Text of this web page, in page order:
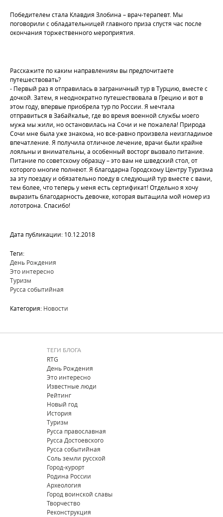
Победителем стала Клавдия Злобина – врач-терапевт. Мы
поговорили с обладательницей главного приза спустя час после
окончания торжественного мероприятия.
Расскажите по каким направлениям вы предпочитаете
путешествовать?
- Первый раз я отправилась в заграничный тур в Турцию, вместе с
дочкой. Затем, я неоднократно путешествовала в Грецию и вот в
этом году, впервые приобрела тур по России. Я мечтала
отправиться в Забайкалье, где во время военной службы моего
мужа мы жили, но остановилась на Сочи и не пожалела! Природа
Сочи мне была уже знакома, но все-равно произвела неизгладимое
впечатление. Я получила отличное лечение, врачи были крайне
лояльны и внимательны, а особенный восторг вызвало питание.
Питание по советскому образцу – это вам не шведский стол, от
которого многие полнеют. Я благодарна Городскому Центру Туризма
за эту поездку и обязательно поеду в следующий тур вместе с вами,
тем более, что теперь у меня есть сертификат! Отдельно я хочу
выразить благодарность девочке, которая вытащила мой номер из
лототрона. Спасибо!
Дата публикации: 10.12.2018
Теги:
День Рождения
Это интересно
Туризм
Русса событийная
Категория: Новости
ТЕГИ БЛОГА
RTG
День Рождения
Это интересно
Известные люди
Рейтинг
Новый год
История
Туризм
Русса православная
Русса Достоевского
Русса событийная
Соль земли русской
Город-курорт
Родина России
Археология
Город воинской славы
Творчество
Реконструкция